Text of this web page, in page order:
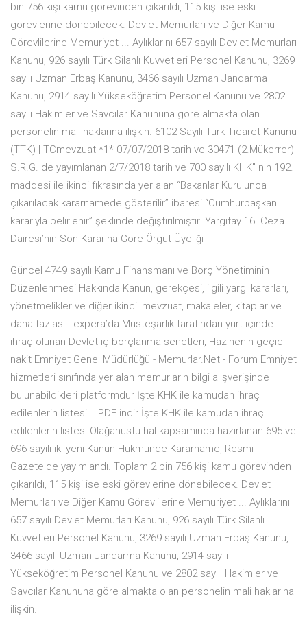
bin 756 kişi kamu görevinden çıkarıldı, 115 kişi ise eski
görevlerine dönebilecek. Devlet Memurları ve Diğer Kamu
Görevlilerine Memuriyet ... Aylıklarını 657 sayılı Devlet Memurları
Kanunu, 926 sayılı Türk Silahlı Kuvvetleri Personel Kanunu, 3269
sayılı Uzman Erbaş Kanunu, 3466 sayılı Uzman Jandarma
Kanunu, 2914 sayılı Yükseköğretim Personel Kanunu ve 2802
sayılı Hakimler ve Savcılar Kanununa göre almakta olan
personelin mali haklarına ilişkin. 6102 Sayılı Türk Ticaret Kanunu
(TTK) | TCmevzuat *1* 07/07/2018 tarih ve 30471 (2.Mükerrer)
S.R.G. de yayımlanan 2/7/2018 tarih ve 700 sayılı KHK'' nın 192.
maddesi ile ikinci fıkrasında yer alan “Bakanlar Kurulunca
çıkarılacak kararnamede gösterilir” ibaresi “Cumhurbaşkanı
kararıyla belirlenir” şeklinde değiştirilmiştir. Yargıtay 16. Ceza
Dairesi’nin Son Kararına Göre Örgüt Üyeliği
Güncel 4749 sayılı Kamu Finansmanı ve Borç Yönetiminin
Düzenlenmesi Hakkında Kanun, gerekçesi, ilgili yargı kararları,
yönetmelikler ve diğer ikincil mevzuat, makaleler, kitaplar ve
daha fazlası Lexpera’da Müsteşarlık tarafından yurt içinde
ihraç olunan Devlet iç borçlanma senetleri, Hazinenin geçici
nakit Emniyet Genel Müdürlüğü - Memurlar.Net - Forum Emniyet
hizmetleri sınıfında yer alan memurların bilgi alışverişinde
bulunabildikleri platformdur İşte KHK ile kamudan ihraç
edilenlerin listesi... PDF indir İşte KHK ile kamudan ihraç
edilenlerin listesi Olağanüstü hal kapsamında hazırlanan 695 ve
696 sayılı iki yeni Kanun Hükmünde Kararname, Resmi
Gazete'de yayımlandı. Toplam 2 bin 756 kişi kamu görevinden
çıkarıldı, 115 kişi ise eski görevlerine dönebilecek. Devlet
Memurları ve Diğer Kamu Görevlilerine Memuriyet ... Aylıklarını
657 sayılı Devlet Memurları Kanunu, 926 sayılı Türk Silahlı
Kuvvetleri Personel Kanunu, 3269 sayılı Uzman Erbaş Kanunu,
3466 sayılı Uzman Jandarma Kanunu, 2914 sayılı
Yükseköğretim Personel Kanunu ve 2802 sayılı Hakimler ve
Savcılar Kanununa göre almakta olan personelin mali haklarına
ilişkin.